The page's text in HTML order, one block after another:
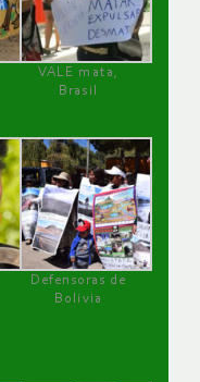
VALE mata,
Brasil
Defensoras de
Bolivia